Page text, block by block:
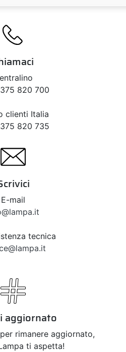
820 700
clienti Italia
820 735
E-mail
tecnica
aggiornato
rimanere aggiornato,
ti aspetta!